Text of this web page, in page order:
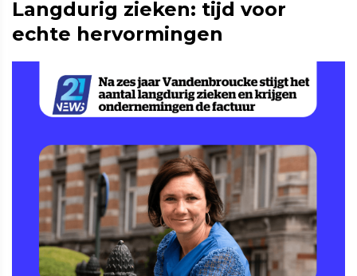
Langdurig zieken: tijd voor
echte hervormingen